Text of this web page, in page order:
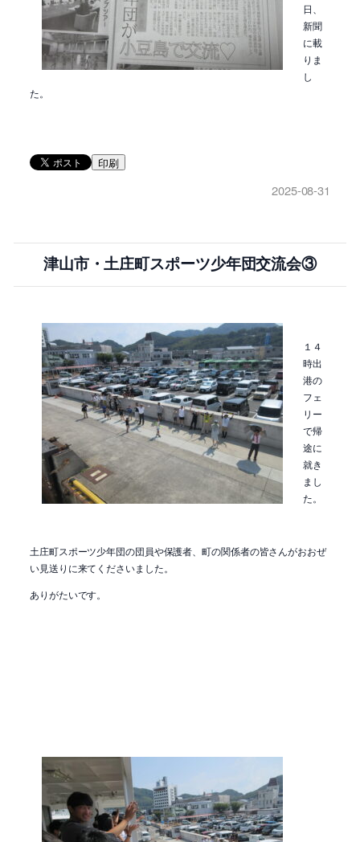
日、
新聞
に載
りま
し
た。
印刷
2025-08-31
津山市・土庄町スポーツ少年団交流会③
１４
時出
港の
フェ
リー
で帰
途に
就き
まし
た。
土庄町スポーツ少年団の団員や保護者、町の関係者の皆さんがおおぜ
い見送りに来てくださいました。
ありがたいです。